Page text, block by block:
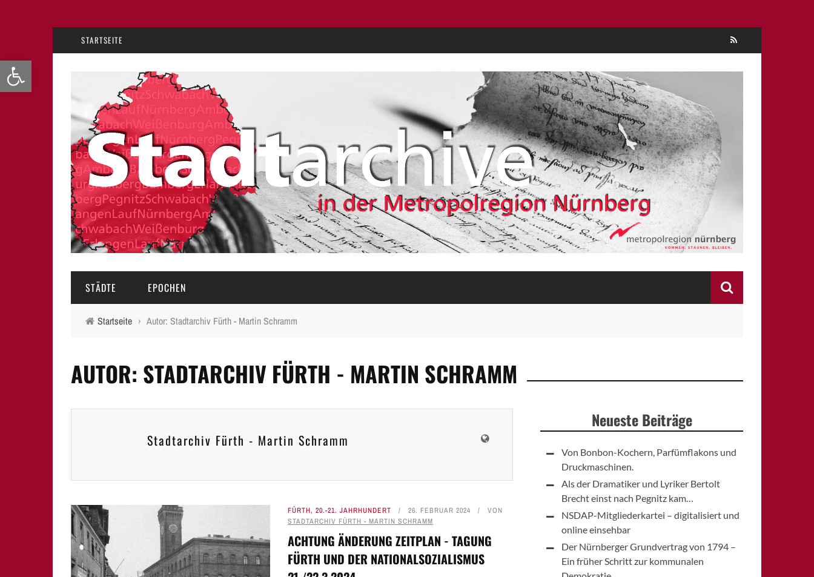
Werkzeugleiste öffnen
STARTSEITE
STÄDTE
BAMBERG
PEGNITZ
SCHWABACH
WEISSENBURG
EPOCHEN
16.-18. JAHRHUNDERT
Startseite › Autor: Stadtarchiv Fürth - Martin Schramm
AUTOR: STADTARCHIV FÜRTH - MARTIN SCHRAMM
Stadtarchiv Fürth - Martin Schramm
FÜRTH, 20.-21. JAHRHUNDERT 26. FEBRUAR 2024
VON
STADTARCHIV FÜRTH - MARTIN SCHRAMM
ACHTUNG ÄNDERUNG ZEITPLAN - TAGUNG
FÜRTH UND DER NATIONALSOZIALISMUS
Neueste Beiträge
Von Bonbon-Kochern, Parfümflakons und
Druckmaschinen.
Als der Dramatiker und Lyriker Bertolt
Brecht einst nach Pegnitz kam…
NSDAP-Mitgliederkartei – digitalisiert und
online einsehbar
Der Nürnberger Grundvertrag von 1794 –
Ein früher Schritt zur kommunalen